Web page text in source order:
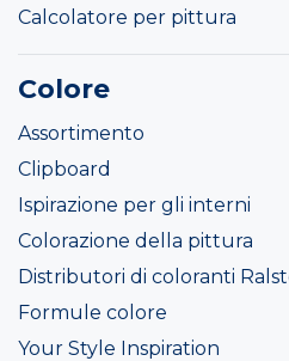
Calcolatore per pittura
Colore
Assortimento
Clipboard
Ispirazione per gli interni
Colorazione della pittura
Distributori di coloranti
Formule colore
Your Style Inspiration